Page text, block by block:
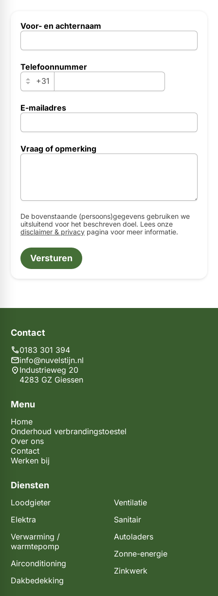
InternalFormDataPassing
personalSubjectiveTitle
policyForCompanyContact
Voor- en achternaam
Telefoonnummer
+31
E-mailadres
Vraag of opmerking
De bovenstaande (persoons)gegevens gebruiken we
uitsluitend voor het beschreven doel. Lees onze
disclaimer & privacy pagina voor meer informatie.
Versturen
Menu
Home
Onderhoud verbrandingstoestel
Over ons
Contact
Werken bij
Diensten
Loodgieter
Elektra
Verwarming /
warmtepomp
Airconditioning
Dakbedekking
Ventilatie
Sanitair
Autoladers
Zonne-energie
Zinkwerk
Contact
0183 301 394
info@nuvelstijn.nl
Industrieweg 20
4283 GZ Giessen